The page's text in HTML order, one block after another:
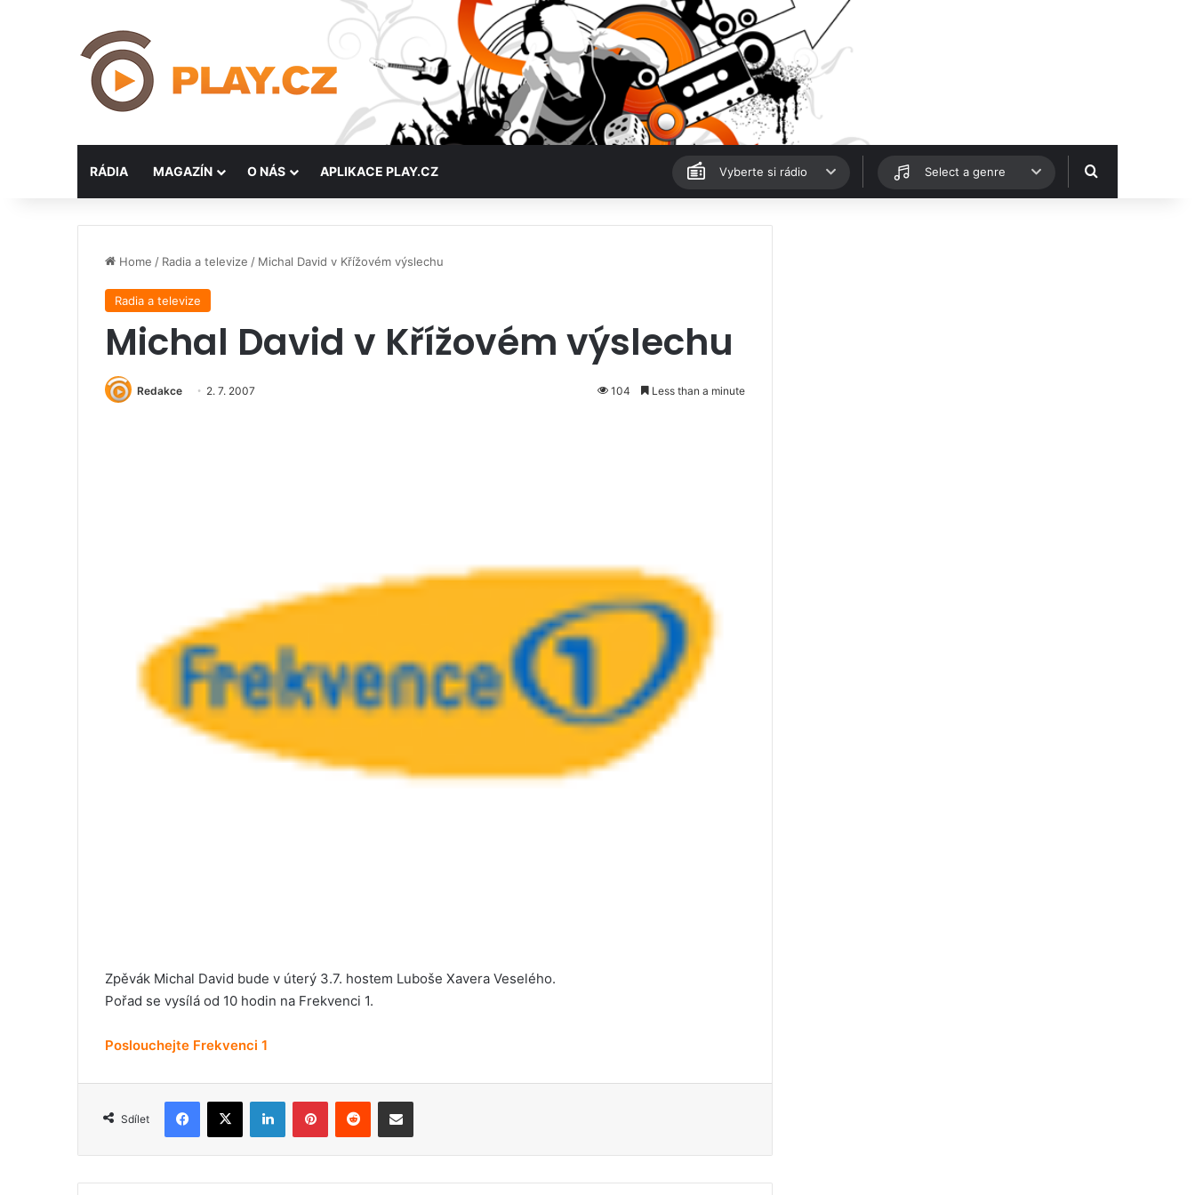
RÁDIA MAGAZÍN O NÁS APLIKACE PLAY.CZ Vyberte si rádio Select a genre Hledat
Home / Radia a televize / Michal David v Křížovém výslechu
Radia a televize
Michal David v Křížovém výslechu
Redakce 2. 7. 2007 104 Less than a minute
Zpěvák Michal David bude v úterý 3.7. hostem Luboše Xavera Veselého.
Pořad se vysílá od 10 hodin na Frekvenci 1.
Poslouchejte Frekvenci 1
Sdílet